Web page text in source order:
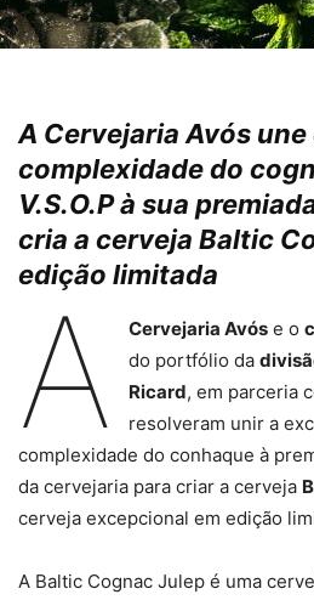
A Cervejaria Avós
complexidade do
V.S.O.P à sua
cria a cerveja Baltic
edição limitada
A Cervejaria Avóse o
do portfólio da
Ricard, em parceria
resolveram unir a
complexidade do conhaque à
da cervejaria para criar a cerveja
cerveja excepcional em edição
A Baltic Cognac Julep é uma